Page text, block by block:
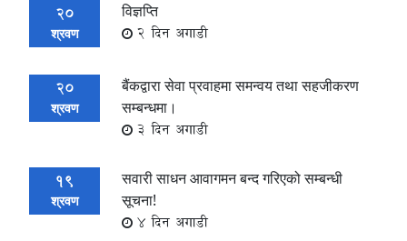
20
श्रवण
विज्ञप्ति
2 दिन अगाडी
20
श्रवण
बैंकद्वारा सेवा प्रवाहमा समन्वय तथा सहजीकरण
सम्बन्धमा।
3 दिन अगाडी
19
श्रवण
सवारी साधन आवागमन बन्द गरिएको सम्बन्धी
सूचना!
4 दिन अगाडी